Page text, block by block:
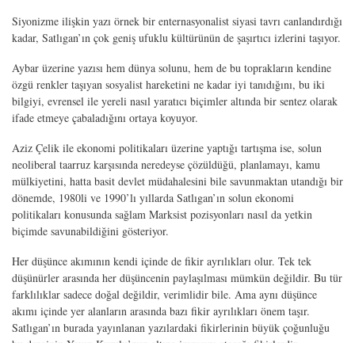
Siyonizme ilişkin yazı örnek bir enternasyonalist siyasi tavrı canlandırdığı
kadar, Satlıgan’ın çok geniş ufuklu kültürünün de şaşırtıcı izlerini taşıyor.
Aybar üzerine yazısı hem dünya solunu, hem de bu toprakların kendine
özgü renkler taşıyan sosyalist hareketini ne kadar iyi tanıdığını, bu iki
bilgiyi, evrensel ile yereli nasıl yaratıcı biçimler altında bir sentez olarak
ifade etmeye çabaladığını ortaya koyuyor.
Aziz Çelik ile ekonomi politikaları üzerine yaptığı tartışma ise, solun
neoliberal taarruz karşısında neredeyse çözüldüğü, planlamayı, kamu
mülkiyetini, hatta basit devlet müdahalesini bile savunmaktan utandığı bir
dönemde, 1980li ve 1990’lı yıllarda Satlıgan’ın solun ekonomi
politikaları konusunda sağlam Marksist pozisyonları nasıl da yetkin
biçimde savunabildiğini gösteriyor.
Her düşünce akımının kendi içinde de fikir ayrılıkları olur. Tek tek
düşünürler arasında her düşüncenin paylaşılması mümkün değildir. Bu tür
farklılıklar sadece doğal değildir, verimlidir bile. Ama aynı düşünce
akımı içinde yer alanların arasında bazı fikir ayrılıkları önem taşır.
Satlıgan’ın burada yayınlanan yazılardaki fikirlerinin büyük çoğunluğu